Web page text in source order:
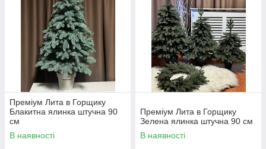
Преміум Лита в Горщику
Блакитна ялинка штучна 90
см
В наявності
Преміум Лита в Горщику
Зелена ялинка штучна 90 см
В наявності